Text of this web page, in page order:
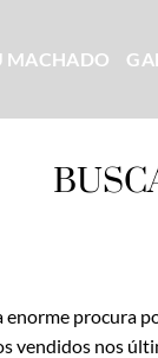
MACHADO
procura
vendidos nos